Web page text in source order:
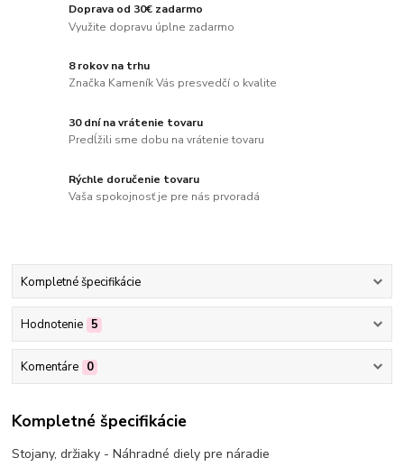
Doprava od 30€ zadarmo
Využite dopravu úplne zadarmo
8 rokov na trhu
Značka Kameník Vás presvedčí o kvalite
30 dní na vrátenie tovaru
Predĺžili sme dobu na vrátenie tovaru
Rýchle doručenie tovaru
Vaša spokojnosť je pre nás prvoradá
Kompletné špecifikácie
Hodnotenie 5
Komentáre 0
Kompletné špecifikácie
Stojany, držiaky - Náhradné diely pre náradie